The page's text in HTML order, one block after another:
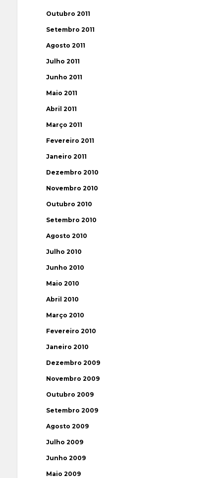
Outubro 2011
Setembro 2011
Agosto 2011
Julho 2011
Junho 2011
Maio 2011
Abril 2011
Março 2011
Fevereiro 2011
Janeiro 2011
Dezembro 2010
Novembro 2010
Outubro 2010
Setembro 2010
Agosto 2010
Julho 2010
Junho 2010
Maio 2010
Abril 2010
Março 2010
Fevereiro 2010
Janeiro 2010
Dezembro 2009
Novembro 2009
Outubro 2009
Setembro 2009
Agosto 2009
Julho 2009
Junho 2009
Maio 2009